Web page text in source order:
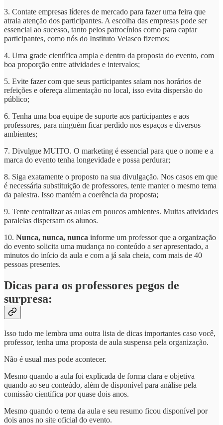
3. Contate empresas líderes de mercado para fazer uma feira que
atraia atenção dos participantes. A escolha das empresas pode ser
essencial ao sucesso, tanto pelos patrocínios como para captar
participantes, como nós do Instituto Velasco fizemos;
4. Uma grade científica ampla e dentro da proposta do evento, com
boa proporção entre atividades e intervalos;
5. Evite fazer com que seus participantes saiam nos horários de
refeições e ofereça alimentação no local, isso evita dispersão do
público;
6. Tenha uma boa equipe de suporte aos participantes e aos
professores, para ninguém ficar perdido nos espaços e diversos
ambientes;
7. Divulgue MUITO. O marketing é essencial para que o nome e a
marca do evento tenha longevidade e possa perdurar;
8. Siga exatamente o proposto na sua divulgação. Nos casos em que
é necessária substituição de professores, tente manter o mesmo tema
da palestra. Isso mantém a coerência da proposta;
9. Tente centralizar as aulas em poucos ambientes. Muitas atividades
paralelas dispersam os alunos.
10. Nunca, nunca, nunca informe um professor que a organização
do evento solicita uma mudança no conteúdo a ser apresentado, a
minutos do início da aula e com a já sala cheia, com mais de 40
pessoas presentes.
Dicas para os professores pegos de
surpresa:
Isso tudo me lembra uma outra lista de dicas importantes caso você,
professor, tenha uma proposta de aula suspensa pela organização.
Não é usual mas pode acontecer.
Mesmo quando a aula foi explicada de forma clara e objetiva
quando ao seu conteúdo, além de disponível para análise pela
comissão científica por quase dois anos.
Mesmo quando o tema da aula e seu resumo ficou disponível por
dois anos no site oficial do evento.